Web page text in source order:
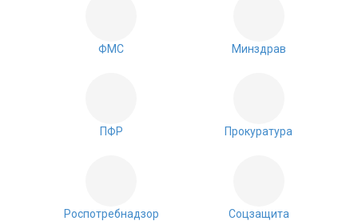
ФМС Минздрав
ПФР Прокуратура
Роспотребнадзор Соцзащита